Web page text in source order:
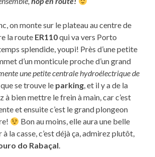
on monte sur le plateau au centre de
la route ER110qui va vers Porto
splendide, youpi! Près d’une petite
d’un monticule proche d’un grand
une petite centrale hydroélectrique de
que se trouve le parking, et il y a de la
à bien mettre le frein à main, car c’est
et ensuite c’est le grand plongeon
Bon au moins, elle aura une belle
la casse, c’est déjà ça, admirez plutôt,
do Rabaçal.